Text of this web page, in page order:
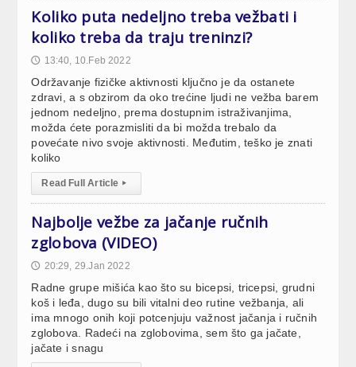
Koliko puta nedeljno treba vežbati i
koliko treba da traju treninzi?
🕔 13:40, 10.Feb 2022
Održavanje fizičke aktivnosti ključno je da ostanete
zdravi, a s obzirom da oko trećine ljudi ne vežba barem
jednom nedeljno, prema dostupnim istraživanjima,
možda ćete porazmisliti da bi možda trebalo da
povećate nivo svoje aktivnosti. Međutim, teško je znati
koliko
Read Full Article ▸
Najbolje vežbe za jačanje ručnih
zglobova (VIDEO)
🕔 20:29, 29.Jan 2022
Radne grupe mišića kao što su bicepsi, tricepsi, grudni
koš i leđa, dugo su bili vitalni deo rutine vežbanja, ali
ima mnogo onih koji potcenjuju važnost jačanja i ručnih
zglobova. Radeći na zglobovima, sem što ga jačate,
jačate i snagu